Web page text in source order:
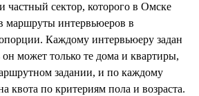
частный сектор, которого в Омске
маршруты интервьюеров в
Каждому интервьюеру задан
может только те дома и квартиры,
задании, и по каждому
квота по критериям пола и возраста.